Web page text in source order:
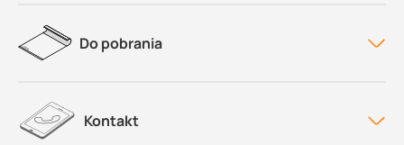
Do pobrania
Kontakt